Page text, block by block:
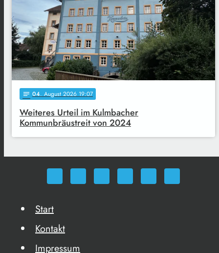
notes 04. August 2026 19:07
Weiteres Urteil im Kulmbacher
Kommunbräustreit von 2024
Start
Kontakt
Impressum